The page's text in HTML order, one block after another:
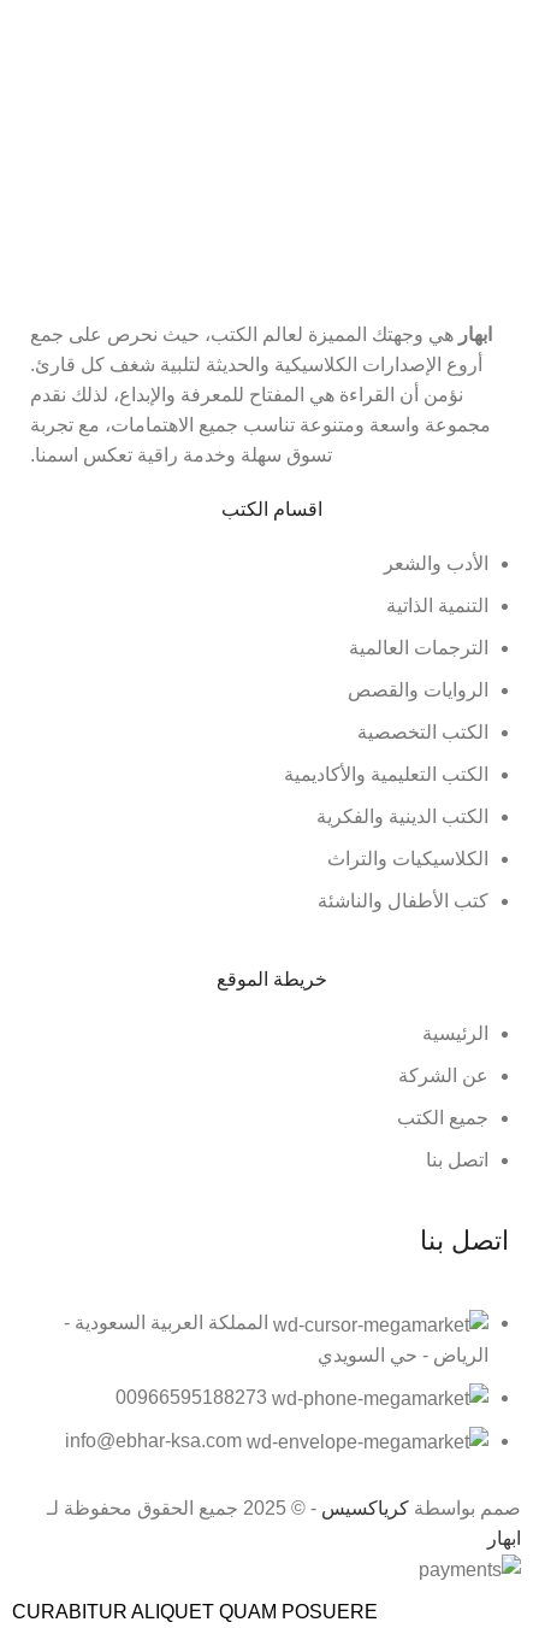
ابهار هي وجهتك المميزة لعالم الكتب، حيث نحرص على جمع
أروع الإصدارات الكلاسيكية والحديثة لتلبية شغف كل قارئ.
نؤمن أن القراءة هي المفتاح للمعرفة والإبداع، لذلك نقدم
مجموعة واسعة ومتنوعة تناسب جميع الاهتمامات، مع تجربة
تسوق سهلة وخدمة راقية تعكس اسمنا.
اقسام الكتب
الأدب والشعر
التنمية الذاتية
الترجمات العالمية
الروايات والقصص
الكتب التخصصية
الكتب التعليمية والأكاديمية
الكتب الدينية والفكرية
الكلاسيكيات والتراث
كتب الأطفال والناشئة
خريطة الموقع
الرئيسية
عن الشركة
جميع الكتب
اتصل بنا
اتصل بنا
المملكة العربية السعودية -
الرياض - حي السويدي
00966595188273
info@ebhar-ksa.com
صمم بواسطة كرياكسيس - © 2025 جميع الحقوق محفوظة لـ
ابهار
CURABITUR ALIQUET QUAM POSUERE